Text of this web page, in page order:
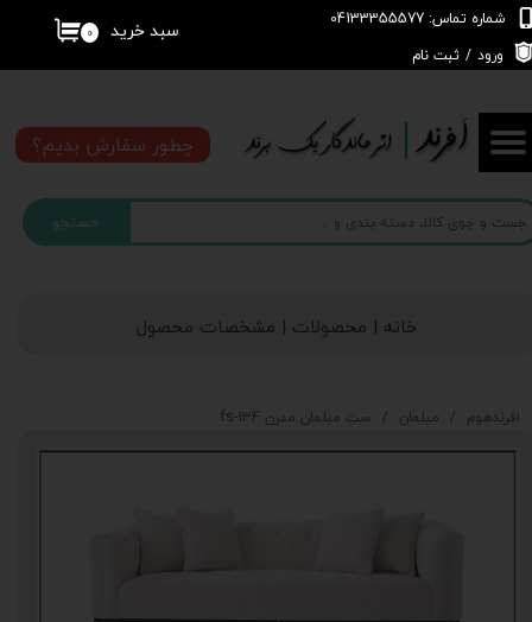
جستجو
شماره تماس: 04133355577
۰ سبد خرید
ورود / ثبت نام
حساب کاربری من
تغییر گذر واژه
سفارشات
خروج از حساب کاربری
چطور سفارش بدیم؟
خانه | محصولات | مشخصات محصول
افرندهوم مبلمان ست مبلمان مدرن fs-134